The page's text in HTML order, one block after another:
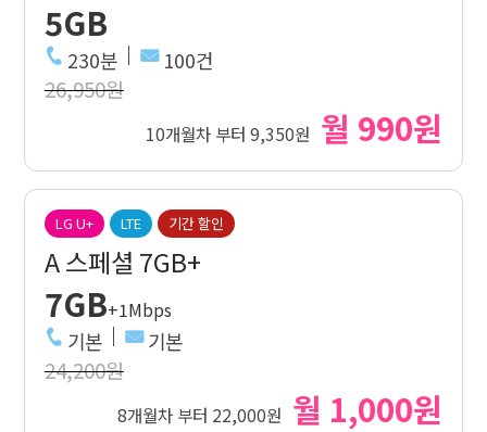
5GB
230분 100건
26,950원
10개월차 부터 9,350원 월 990원
LG U+ LTE 기간 할인
A 스페셜 7GB+
7GB+1Mbps
기본 기본
24,200원
8개월차 부터 22,000원 월 1,000원